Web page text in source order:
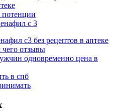
потенции
с 3
с3 без рецептов в аптеке
чего отзывы
одновременно цена в
в спб